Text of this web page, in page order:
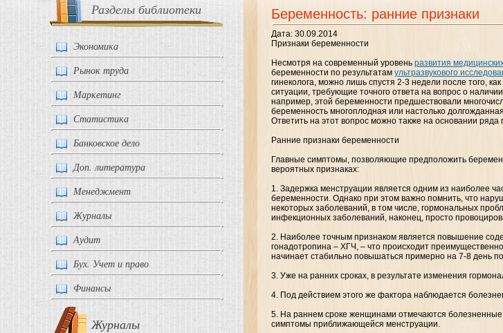
Разделы библиотеки
Экономика
Рынок труда
Маркетинг
Статистика
Банковское дело
Доп. литература
Менеджмент
Журналы
Аудит
Бух. Учет и право
Финансы
Журналы
Беременность: ранние признаки
Дата: 30.09.2014
Признаки беременности
Несмотря на современный уровень развития
беременности по результатам ультразвукового
гинеколога, можно лишь спустя 2-3 недели после того,
ситуации, требующие точного ответа на вопрос о
например, этой беременности предшествовали
беременность многоплодная или настолько
Ответить на этот вопрос можно также на основании ряда
Ранние признаки беременности
Главные симптомы, позволяющие предположить
вероятных признаках:
1. Задержка менструации является одним из наиболее
беременности. Однако при этом важно помнить, что
некоторых заболеваний, в том числе, гормональных
инфекционных заболеваний, наконец, просто
2. Наиболее точным признаком является повышение
гонадотропина – ХГЧ, – что происходит
начинает стабильно повышаться примерно на 7-8 день
3. Уже на ранних сроках, в результате изменения
4. Под действием этого же фактора наблюдается
5. На раннем сроке женщинами отмечаются
симптомы приближающейся менструации.